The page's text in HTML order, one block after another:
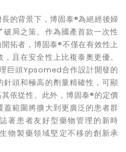
的背景下，博固泰®為絕經後婦
局之策。作為國產首款一次性
拓者，博固泰®不僅在有效性上
且在安全性上比複泰奧更優。
巨頭Ypsomed合作設計開發的
頭和極高的劑量精確性，可顯
依從性。此外，博固泰®的定價
蓋範圍將擴大到更廣泛的患者群
著患者友好型藥物管理的新時
物製藥領域堅定不移的創新承